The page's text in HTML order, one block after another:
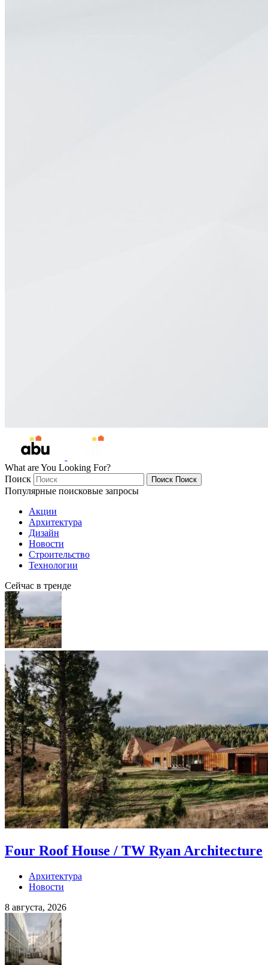
What are You Looking For?
Поиск
Поиск Поиск
Популярные поисковые запросы
Акции
Архитектура
Дизайн
Новости
Строительство
Технологии
Сейчас в тренде
Four Roof House / TW Ryan Architecture
Архитектура
Новости
8 августа, 2026